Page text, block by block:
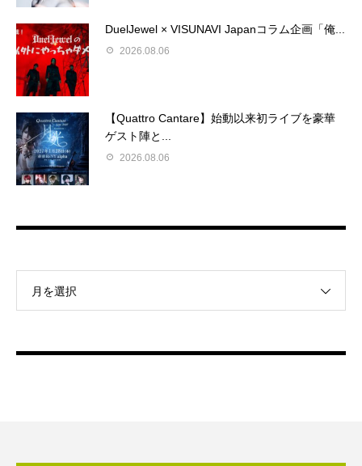
DuelJewel × VISUNAVI Japanコラム企画「俺...
2026.08.06
【Quattro Cantare】始動以来初ライブを豪華
ゲスト陣と...
2026.08.06
月を選択